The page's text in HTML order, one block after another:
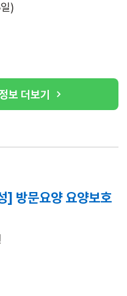
)
보 더보기
방문요양 요양보호